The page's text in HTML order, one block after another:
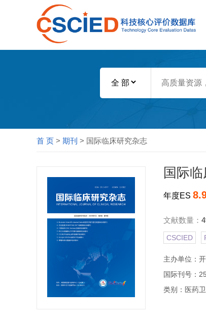
首 页 > 期刊 > 国际临床研究杂志
国际
年度ES
文献数量：
CSCIED
主办单位：
国际刊号：
类别：医药